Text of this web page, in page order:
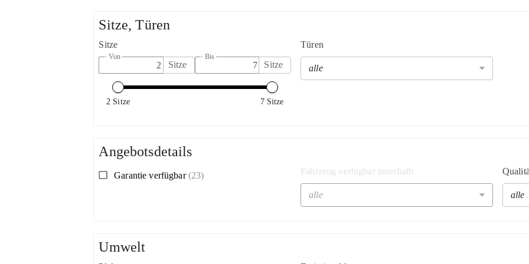
Sitze, Türen
Sitze
Von
Sitze
Bis
Sitze
2 Sitze 7 Sitze
Türen
alle
Angebotsdetails
Garantie verfügbar(23) Fahrzeug verfügbar innerhalb
alle alle
Umwelt